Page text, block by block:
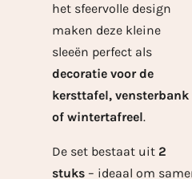
het sfeervolle design
maken deze kleine
sleeën perfect als
decoratie voor de
kersttafel, vensterbank
of wintertafreel.
De set bestaat uit 2
stuks – ideaal om